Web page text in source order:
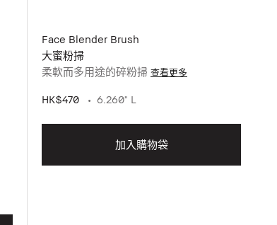
Face Blender Brush
大蜜粉掃
柔軟而多用途的碎粉掃 查看更多
HK$470 6.260" L
加入購物袋